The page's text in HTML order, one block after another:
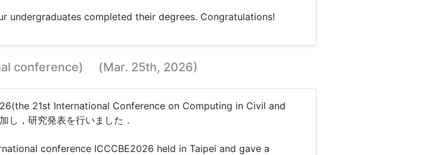
undergraduates completed their degrees. Congratulations!
conference) (Mar. 25th, 2026)
21st International Conference on Computing in Civil and
，研究発表を行いました．
conference ICCCBE2026 held in Taipei and gave a